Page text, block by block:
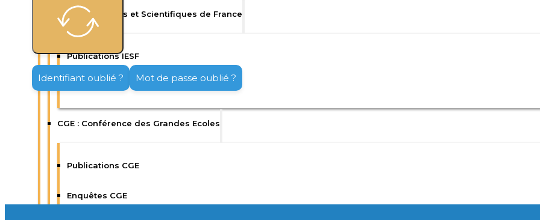
IESF : Ingénieurs et Scientifiques de France
Publications IESF
CGE : Conférence des Grandes Ecoles
Publications CGE
Enquêtes CGE
Identifiant oublié ? Mot de passe oublié ?